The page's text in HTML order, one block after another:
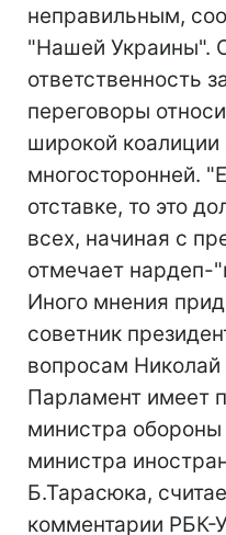
неправильным,
"Нашей Украины".
ответственность
переговоры
широкой коалиции
многосторонней.
отставке, то это
всех, начиная с
отмечает нардеп-
Иного мнения
советник
вопросам
Парламент имеет
министра
министра
Б.Тарасюка,
комментарии РБК-